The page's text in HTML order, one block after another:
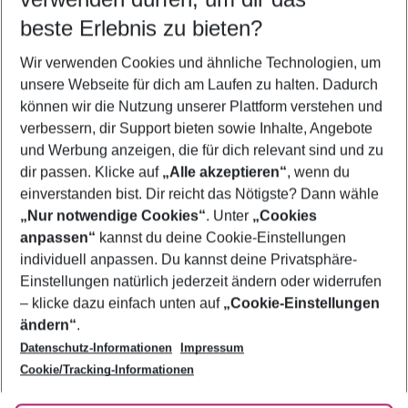
5-8 Nächte
2 Erwachsene Keine Kinder
Mehr Filter anzeigen
Footer
Footer navigation
Über uns
AGB
Bestpreisgarantie
Cookie-Einstellungen ändern
Cookie-Richtlinie
Agenturbetreuung
Barrierefreies Reisen
Folge uns
beste Erlebnis zu bieten?
Wir verwenden Cookies und ähnliche Technologien, um
unsere Webseite für dich am Laufen zu halten. Dadurch
können wir die Nutzung unserer Plattform verstehen und
verbessern, dir Support bieten sowie Inhalte, Angebote
und Werbung anzeigen, die für dich relevant sind und zu
dir passen. Klicke auf „Alle akzeptieren“, wenn du
einverstanden bist. Dir reicht das Nötigste? Dann wähle
„Nur notwendige Cookies“. Unter „Cookies
anpassen“ kannst du deine Cookie-Einstellungen
individuell anpassen. Du kannst deine Privatsphäre-
Einstellungen natürlich jederzeit ändern oder widerrufen
– klicke dazu einfach unten auf „Cookie-Einstellungen
ändern“.
Datenschutz-Informationen
Impressum
Cookie/Tracking-Informationen